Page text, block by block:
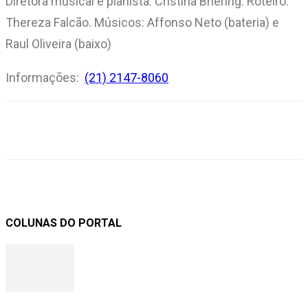
Thereza Falcão. Músicos: Affonso Neto (bateria) e
Raul Oliveira (baixo)
Informações: (21) 2147-8060
COLUNAS DO PORTAL